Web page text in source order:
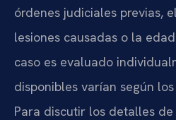
órdenes judiciales previas,
lesiones causadas o la
caso es evaluado
disponibles varían según
Para discutir los detalles